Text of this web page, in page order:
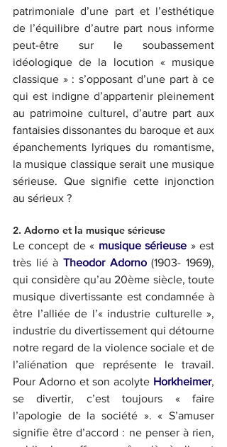
patrimoniale d’une part et l’esthétique
de l’équilibre d’autre part nous informe
peut-être sur le soubassement
idéologique de la locution « musique
classique » : s’opposant d’une part à ce
qui est indigne d’appartenir pleinement
au patrimoine culturel, d’autre part aux
fantaisies dissonantes du baroque et aux
épanchements lyriques du romantisme,
la musique classique serait une musique
sérieuse. Que signifie cette injonction
au sérieux ?
2. Adorno et la musique sérieuse
Le concept de « musique sérieuse » est
très lié à Theodor Adorno (1903- 1969),
qui considère qu’au 20ème siècle, toute
musique divertissante est condamnée à
être l’alliée de l’« industrie culturelle »,
industrie du divertissement qui détourne
notre regard de la violence sociale et de
l’aliénation que représente le travail.
Pour Adorno et son acolyte Horkheimer,
se divertir, c’est toujours « faire
l’apologie de la société ». « S’amuser
signifie être d’accord : ne penser à rien,